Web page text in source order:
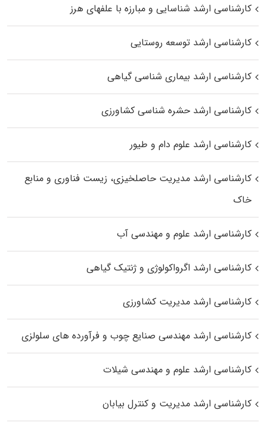
کارشناسی ارشد شناسایی و مبارزه با علفهای هرز
کارشناسی ارشد توسعه روستایی
کارشناسی ارشد بیماری‌ شناسی گیاهی
کارشناسی ارشد حشره‌ شناسی کشاورزی
کارشناسی ارشد علوم دام و طیور
کارشناسی ارشد مدیریت حاصلخیزی، زیست فناوری و منابع
خاک
کارشناسی ارشد علوم و مهندسی آب
کارشناسی ارشد اگرواکولوژی و ژنتیک گیاهی
کارشناسی ارشد مدیریت کشاورزی
کارشناسی ارشد مهندسی صنایع چوب و فرآورده‌ های سلولزی
کارشناسی ارشد علوم و مهندسی شیلات
کارشناسی ارشد مدیریت و کنترل بیابان